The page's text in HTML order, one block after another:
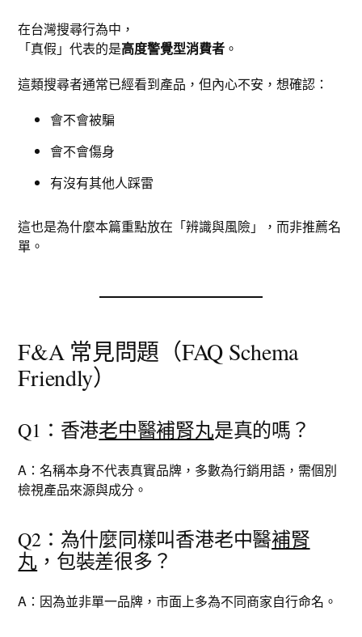
在台灣搜尋行為中，
「真假」代表的是高度警覺型消費者 。
這類搜尋者通常已經看到產品，但內心不安，想確認：
會不會被騙
會不會傷身
有沒有其他人踩雷
這也是為什麼本篇重點放在「辨識與風險」，而非推薦名
單。
F&A 常見問題（FAQ Schema
Friendly）
Q1：香港老中醫補腎丸是真的嗎？
A：名稱本身不代表真實品牌，多數為行銷用語，需個別
檢視產品來源與成分。
Q2：為什麼同樣叫香港老中醫補腎
丸 ，包裝差很多？
A：因為並非單一品牌，市面上多為不同商家自行命名。